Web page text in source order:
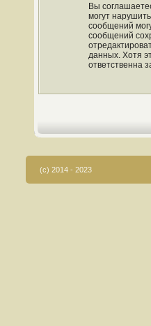
Вы
могут
сообщений
сообщений
данных. Хотя
ответственна
(c) 2014 - 2023